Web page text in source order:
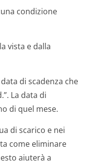
condizione
vista e dalla
di scadenza che
La data di
di quel mese.
di scarico e nei
come eliminare
aiuterà a